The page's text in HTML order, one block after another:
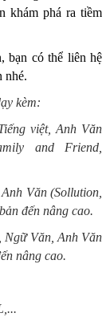
khám phá ra tiềm
bạn có thể liên hệ
nhé.
kèm:
việt, Anh Văn
and Friend,
Văn (Sollution,
đến nâng cao.
Ngữ Văn, Anh Văn
nâng cao.